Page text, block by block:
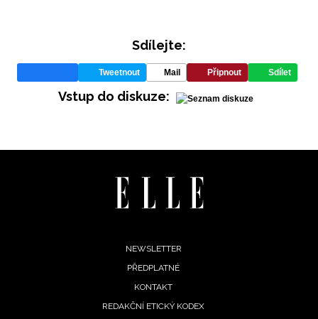
INFORMACE
REDAKCE
Sdílejte:
Tweetnout Mail Připnout Sdílet
Vstup do diskuze:
NEWSLETTER
PŘEDPLATNÉ
KONTAKT
REDAKČNÍ ETICKÝ KODEX